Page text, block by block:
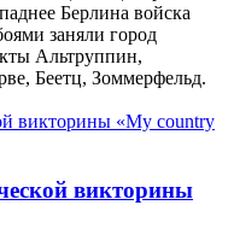
Берлина войска
заняли город
Альтруппин,
Беетц, Зоммерфельд.
викторины